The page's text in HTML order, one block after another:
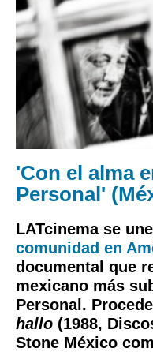
'Con el alma
Personal'
LATcinema se
comunidad en
documental que
mexicano más
Personal.
hallo (1988,
Stone México